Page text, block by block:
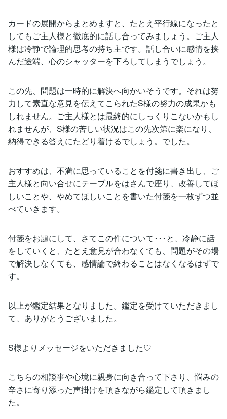
カードの展開からまとめますと、たとえ平行線になったと
してもご主人様と徹底的に話し合ってみましょう。ご主人
様は冷静で論理的思考の持ち主です。話し合いに感情を挟
んだ途端、心のシャッターを下ろしてしまうでしょう。
この先、問題は一時的に解決へ向かいそうです。それは努
力して素直な意見を伝えてこられたS様の努力の成果かも
しれません。ご主人様とは最終的にしっくりこないかもし
れませんが、S様の苦しい状況はこの先次第に楽になり、
納得できる答えにたどり着けるでしょう。でした。
おすすめは、不満に思っていることを付箋に書き出し、ご
主人様と向い合せにテーブルをはさんで座り、改善してほ
しいことや、やめてほしいことを書いた付箋を一枚ずつ並
べていきます。
付箋をお題にして、さてこの件について･･･と、冷静に話
をしていくと、たとえ意見が合わなくても、問題がその場
で解決しなくても、感情論で終わることはなくなるはずで
す。
以上が鑑定結果となりました。鑑定を受けていただきまし
て、ありがとうございました。
S様よりメッセージをいただきました♡
こちらの相談事や心境に親身に向き合って下さり、悩みの
辛さに寄り添った声掛けを頂きながら鑑定して頂きまし
た。